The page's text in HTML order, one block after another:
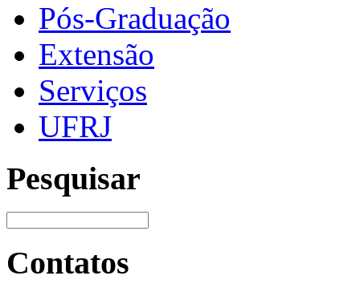
Pós-Graduação
Extensão
Serviços
UFRJ
Pesquisar
Contatos